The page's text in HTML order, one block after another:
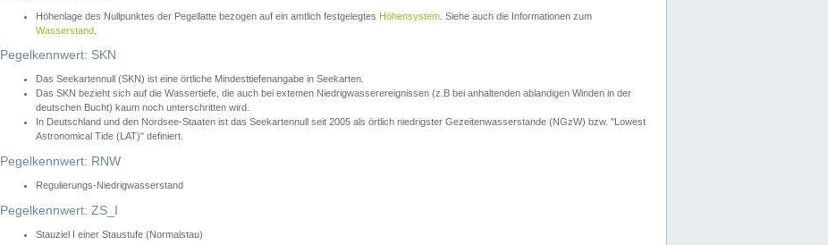
Höhenlage des Nullpunktes der Pegellatte bezogen auf ein amtlich festgelegtes Höhensystem . Siehe auch die Informationen zum
Wasserstand
Pegelkennwert: SKN
Das Seekartennull (SKN) ist eine örtliche Mindesttiefenangabe in Seekarten.
Das SKN bezieht sich auf die Wassertiefe, die auch bei extemen Niedrigwasserereignissen (z.B bei anhaltenden ablandigen Winden in der
deutschen Bucht) kaum noch unterschritten wird.
In Deutschland und den Nordsee-Staaten ist das Seekartennull seit 2005 als örtlich niedrigster Gezeitenwasserstande (NGzW) bzw. "Lowest
Astronomical Tide (LAT)" definiert.
Pegelkennwert: RNW
Regulierungs-Niedrigwasserstand
Pegelkennwert: ZS_I
Stauziel I einer Staustufe (Normalstau)